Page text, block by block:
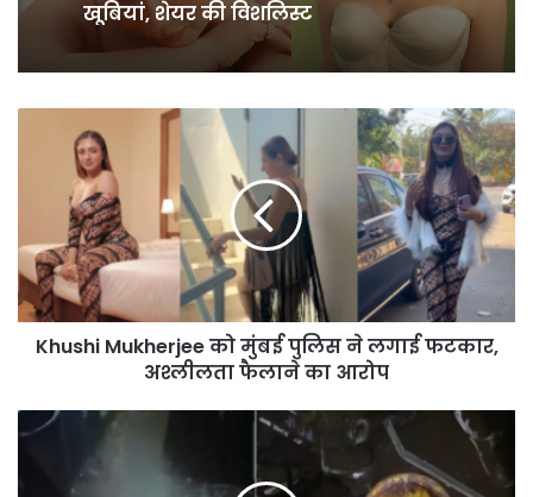
खूबियां, शेयर की विशलिस्ट
क्या आपने देखीं नीली साड़ी में Ananya
Panday की तस्वीरें
Mukherjee
ने
लगाई
फटकार,
अश्लीलता
फैलानेKhushi Mukherjee को मुंबई पुलिस ने लगाई फटकार,
अश्लीलता फैलाने का आरोप
Indore